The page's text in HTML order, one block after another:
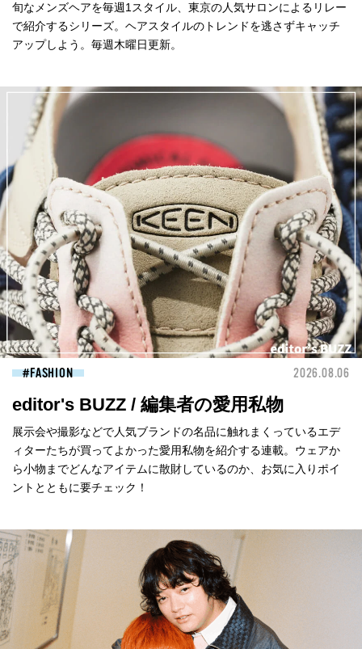
旬なメンズヘアを毎週1スタイル、東京の人気サロンによるリレー
で紹介するシリーズ。ヘアスタイルのトレンドを逃さずキャッチ
アップしよう。毎週木曜日更新。
FASHION 2026.08.06
editor's BUZZ / 編集者の愛用私物
展示会や撮影などで人気ブランドの名品に触れまくっているエデ
ィターたちが買ってよかった愛用私物を紹介する連載。ウェアか
ら小物までどんなアイテムに散財しているのか、お気に入りポイ
ントとともに要チェック！